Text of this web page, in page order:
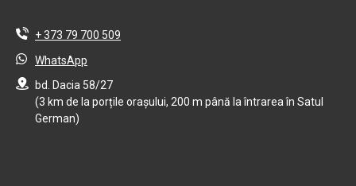
+ 373 79 700 509
WhatsApp
bd. Dacia 58/27
(3 km de la porțile orașului, 200 m până la întrarea în Satul
German)